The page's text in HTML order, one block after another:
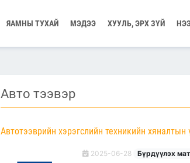
ЯАМНЫ ТУХАЙ МЭДЭЭ ХУУЛЬ, ЭРХ ЗҮЙ
Авто тээвэр
Автотээврийн хэрэгслийн техникийн
2025-06-28 Бүрдүүлэх